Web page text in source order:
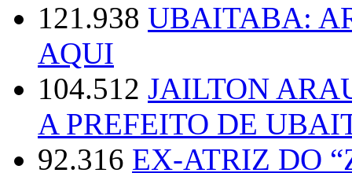
121.938 UBAITABA:
AQUI
104.512 JAILTON
A PREFEITO DE
92.316 EX-ATRIZ DO